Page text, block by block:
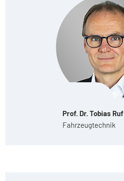
Prof. Dr. Tobias Ruf
Fahrzeugtechnik